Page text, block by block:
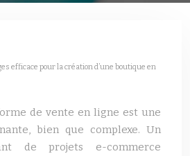
efficace pour la création d’une boutique en
de vente en ligne est une
bien que complexe. Un
de projets e-commerce